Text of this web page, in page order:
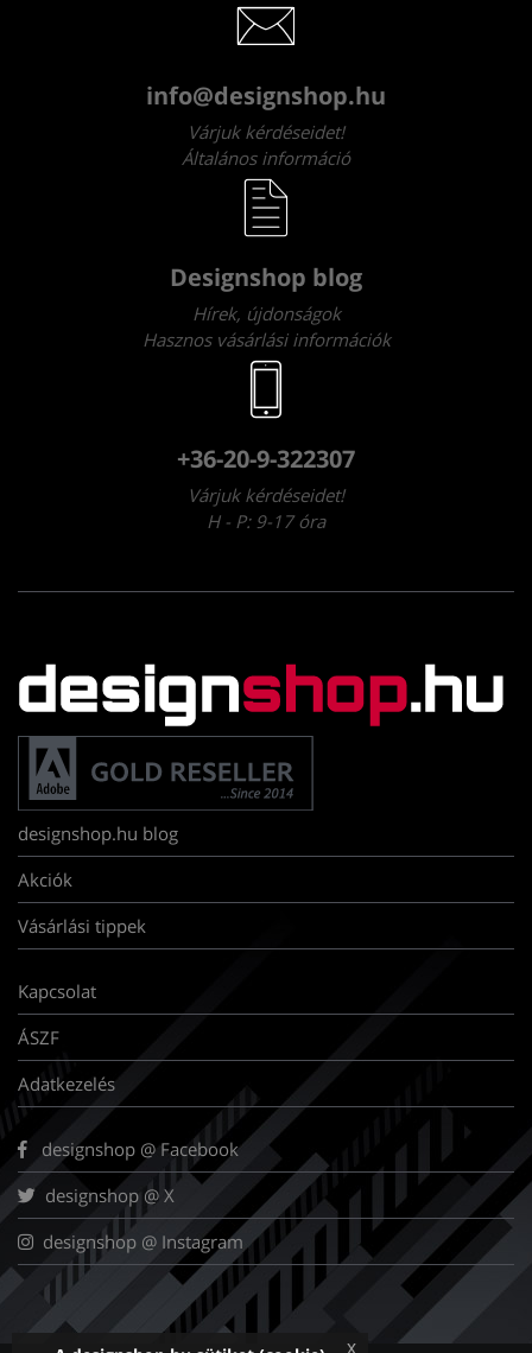
info@designshop.hu
Várjuk kérdéseidet!
Általános információ
Designshop blog
Hírek, újdonságok
Hasznos vásárlási információk
+36-20-9-322307
Várjuk kérdéseidet!
H - P: 9-17 óra
designshop.hu blog
Akciók
Vásárlási tippek
Kapcsolat
ÁSZF
Adatkezelés
designshop @ Facebook
designshop @ X
designshop @ Instagram
x